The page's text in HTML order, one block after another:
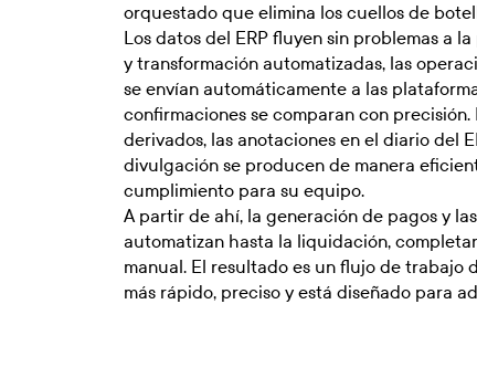
orquestado que elimina los cuellos de
Los datos del ERP fluyen sin problemas a
y transformación automatizadas, las
se envían automáticamente a las
confirmaciones se comparan con
derivados, las anotaciones en el diario del
divulgación se producen de manera
cumplimiento para su equipo.
A partir de ahí, la generación de pagos y
automatizan hasta la liquidación,
manual. El resultado es un flujo de trabajo
más rápido, preciso y está diseñado para